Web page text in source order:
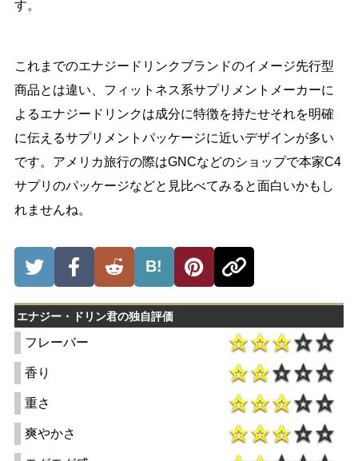
す。
これまでのエナジードリンクブランドのイメージ先行型
商品とは違い、フィットネス系サプリメントメーカーに
よるエナジードリンクは成分に特徴を持たせそれを明確
に伝えるサプリメントパッケージに近いデザインが多い
です。アメリカ旅行の際はGNCなどのショップで本家C4
サプリのパッケージなどと見比べてみると面白いかもし
れませんね。
B!
エナジー・ドリン君の独自評価
フレーバー
香り
重さ
爽やかさ